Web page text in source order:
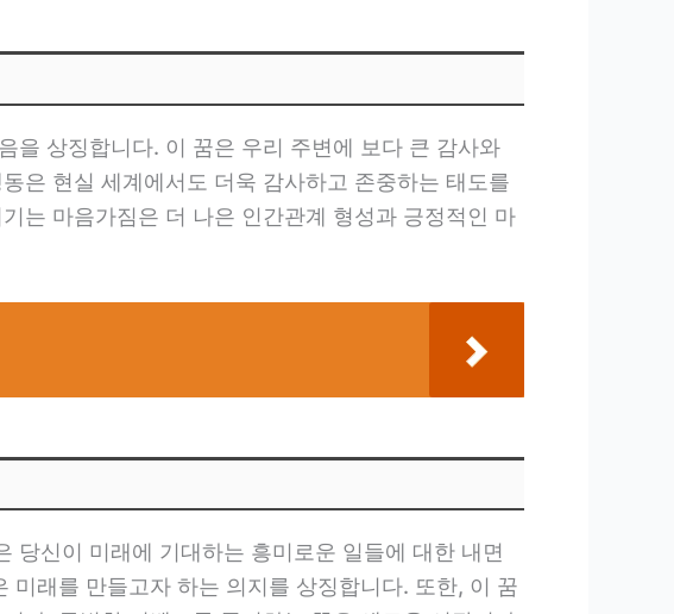
을 상징합니다. 이 꿈은 우리 주변에 보다 큰 감사와
은 현실 세계에서도 더욱 감사하고 존중하는 태도를
는 마음가짐은 더 나은 인간관계 형성과 긍정적인 마
당신이 미래에 기대하는 흥미로운 일들에 대한 내면
래를 만들고자 하는 의지를 상징합니다. 또한, 이 꿈